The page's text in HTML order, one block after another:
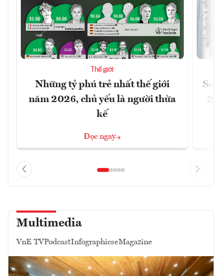
Thế giới
Những tỷ phú trẻ nhất thế giới
năm 2026, chủ yếu là người thừa
kế
Đọc ngay
Số
Multimedia
VnE TVPodcastInfographicseMagazine